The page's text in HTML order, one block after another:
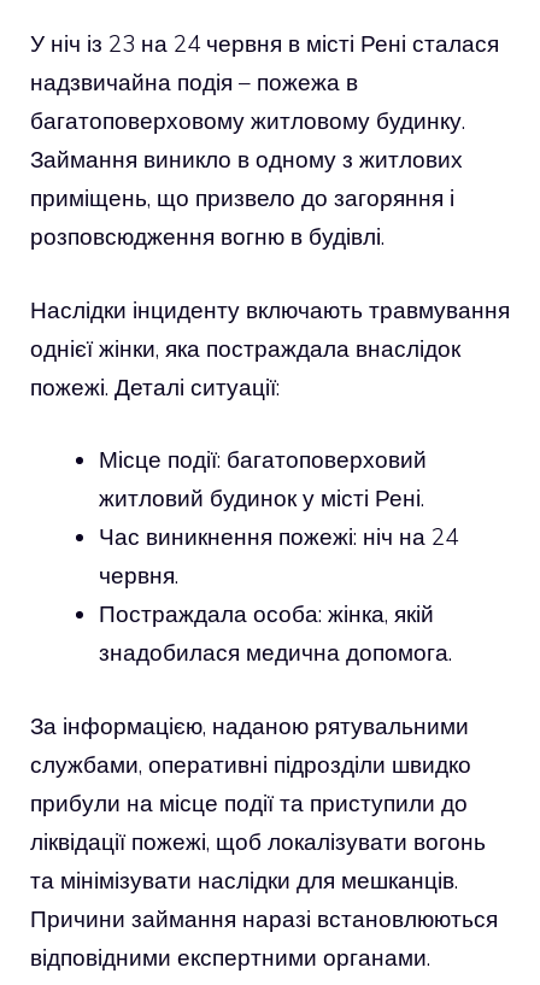
У ніч із 23 на 24 червня в місті Рені сталася
надзвичайна подія – пожежа в
багатоповерховому житловому будинку.
Займання виникло в одному з житлових
приміщень, що призвело до загоряння і
розповсюдження вогню в будівлі.
Наслідки інциденту включають травмування
однієї жінки, яка постраждала внаслідок
пожежі. Деталі ситуації:
Місце події: багатоповерховий
житловий будинок у місті Рені.
Час виникнення пожежі: ніч на 24
червня.
Постраждала особа: жінка, якій
знадобилася медична допомога.
За інформацією, наданою рятувальними
службами, оперативні підрозділи швидко
прибули на місце події та приступили до
ліквідації пожежі, щоб локалізувати вогонь
та мінімізувати наслідки для мешканців.
Причини займання наразі встановлюються
відповідними експертними органами.